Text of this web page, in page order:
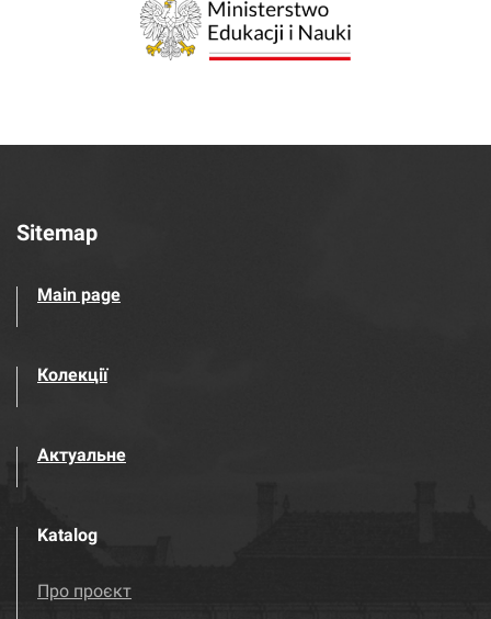
Sitemap
Main page
Колекції
Актуальне
Katalog
Про проєкт